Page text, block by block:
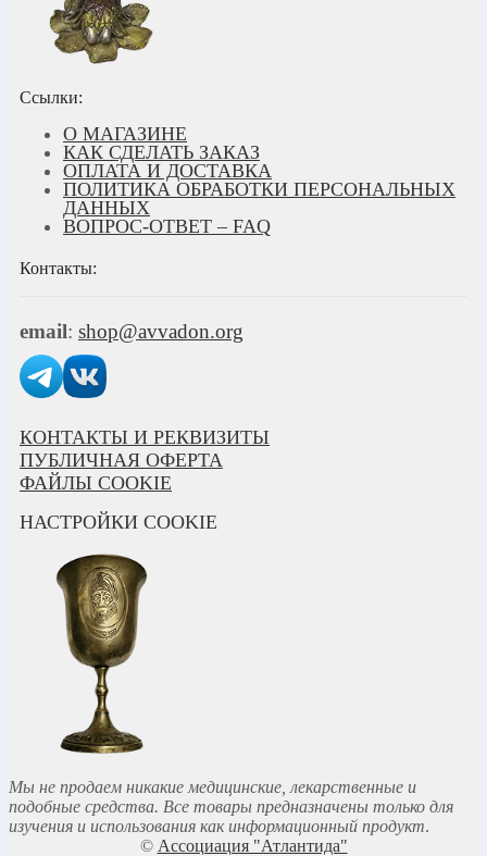
Ссылки:
О МАГАЗИНЕ
КАК СДЕЛАТЬ ЗАКАЗ
ОПЛАТА И ДОСТАВКА
ПОЛИТИКА ОБРАБОТКИ ПЕРСОНАЛЬНЫХ
ДАННЫХ
ВОПРОС-ОТВЕТ – FAQ
Контакты:
email: shop@avvadon.org
КОНТАКТЫ И РЕКВИЗИТЫ
ПУБЛИЧНАЯ ОФЕРТА
ФАЙЛЫ COOKIE
НАСТРОЙКИ COOKIE
Мы не продаем никакие медицинские, лекарственные и
подобные средства. Все товары предназначены только для
изучения и использования как информационный продукт.
© Ассоциация "Атлантида"